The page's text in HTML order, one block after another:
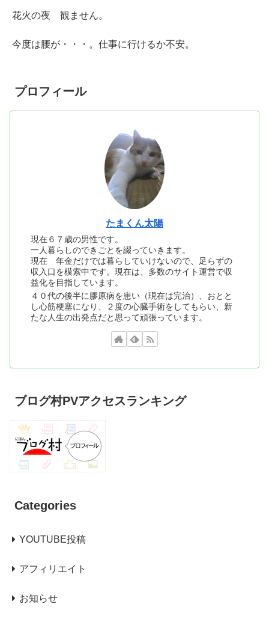
花火の夜 観ません。
今度は腰が・・・。仕事に行けるか不安。
プロフィール
たまくん太陽
現在６７歳の男性です。
一人暮らしのできごとを綴っていきます。
現在 年金だけでは暮らしていけないので、足らずの
収入口を模索中です。現在は、多数のサイト運営で収
益化を目指しています。
４０代の後半に膠原病を患い（現在は完治）、おとと
し心筋梗塞になり、２度の心臓手術をしてもらい、新
たな人生の出発点だと思って頑張っています。
ブログ村PVアクセスランキング
Categories
YOUTUBE投稿
アフィリエイト
お知らせ